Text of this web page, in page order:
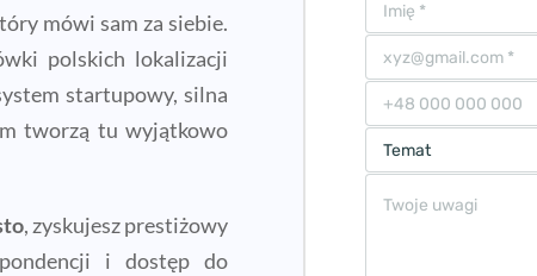
mówi sam za siebie.
polskich lokalizacji
startupowy, silna
tworzą tu wyjątkowo
, zyskujesz prestiżowy
i dostęp do